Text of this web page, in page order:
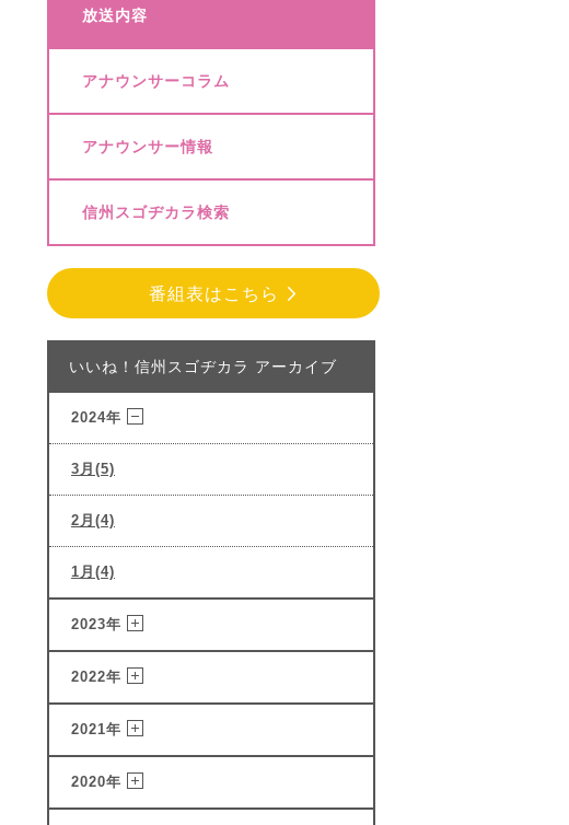
放送内容
アナウンサーコラム
アナウンサー情報
信州スゴヂカラ検索
番組表はこちら
いいね！信州スゴヂカラ アーカイブ
2024年
3月(5)
2月(4)
1月(4)
2023年
2022年
2021年
2020年